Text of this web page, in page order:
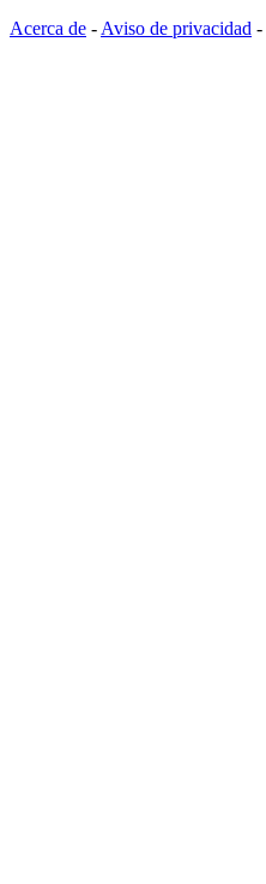
Acerca de - Aviso de privacidad -